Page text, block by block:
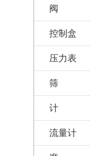
阀
控制盒
压力表
筛
计
流量计